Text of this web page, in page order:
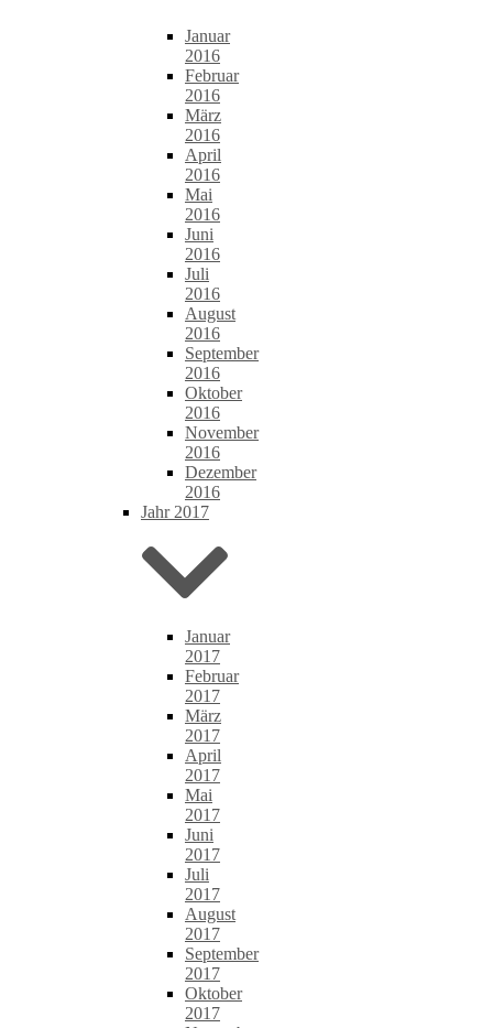
Januar
2016
Februar
2016
März
2016
April
2016
Mai
2016
Juni
2016
Juli
2016
August
2016
September
2016
Oktober
2016
November
2016
Dezember
2016
Jahr 2017
Januar
2017
Februar
2017
März
2017
April
2017
Mai
2017
Juni
2017
Juli
2017
August
2017
September
2017
Oktober
2017